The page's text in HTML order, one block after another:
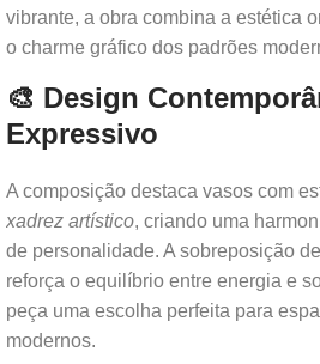
vibrante, a obra combina a estética
o charme gráfico dos padrões
🎨 Design
Expressivo
A composição destaca vasos com
xadrez artístico, criando uma
de personalidade. A sobreposição
reforça o equilíbrio entre energia e
peça uma escolha perfeita para
modernos.